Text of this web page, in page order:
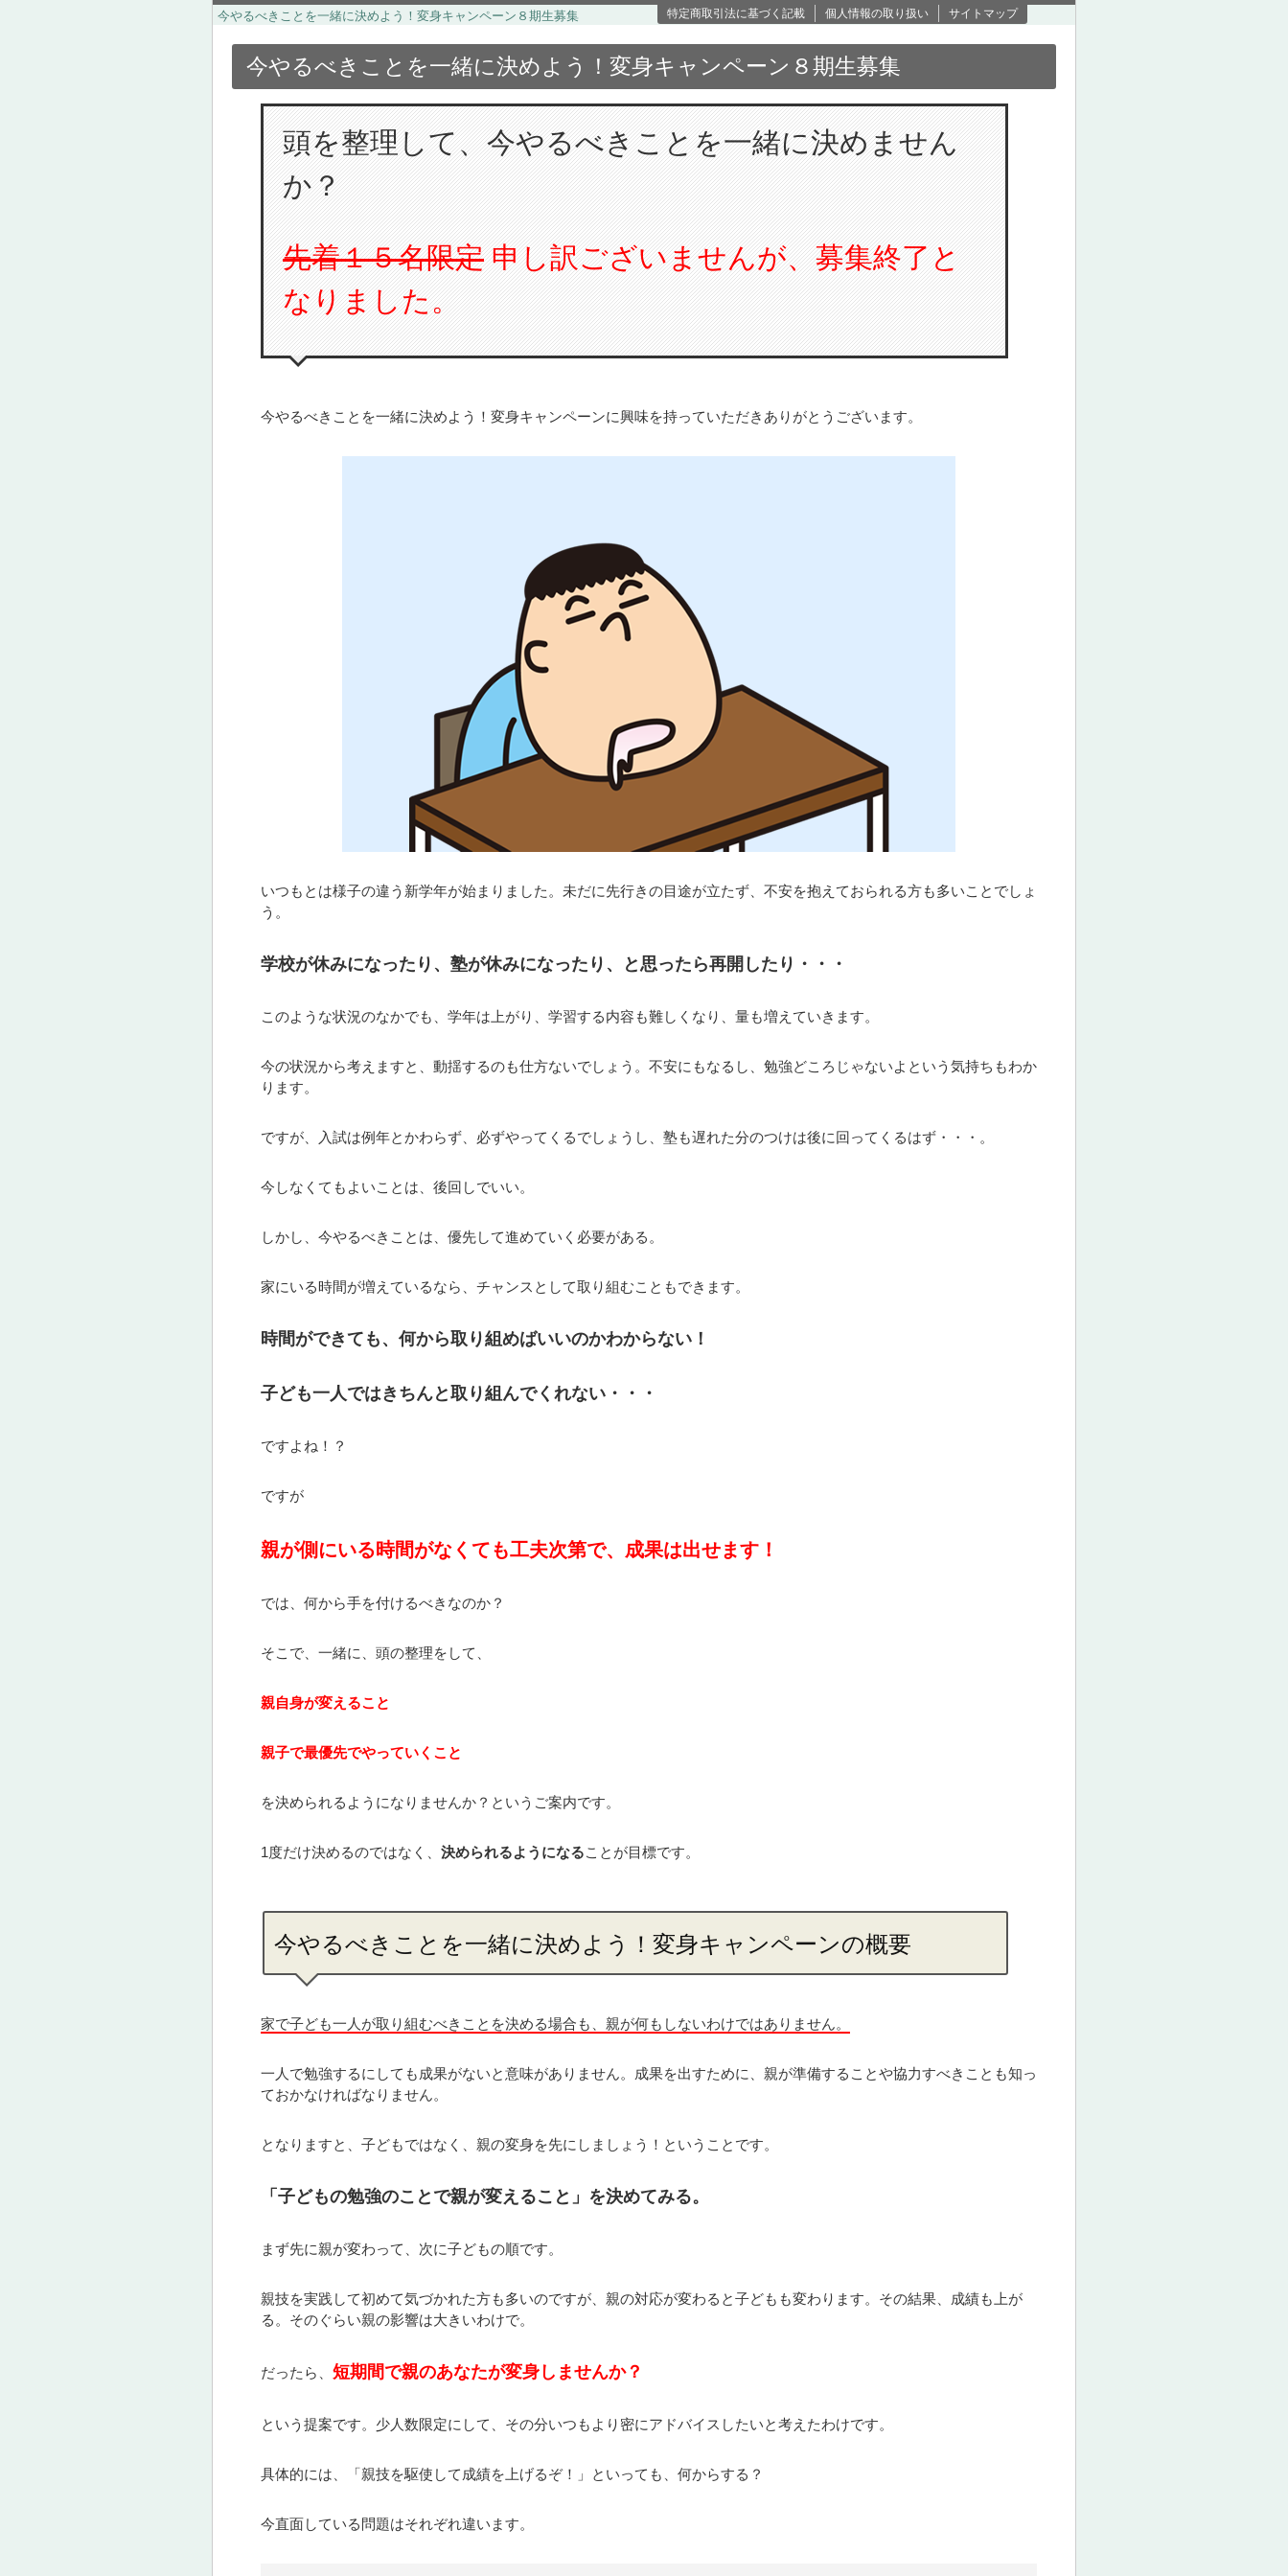
今やるべきことを一緒に決めよう！変身キャンペーン８期生募集 サイトマップ
個人情報の取り扱い
特定商取引法に基づく記載
今やるべきことを一緒に決めよう！変身キャンペーン８期生募集
頭を整理して、今やるべきことを一緒に決めません
か？
先着１５名限定申し訳ございませんが、募集終了と
なりました。
今やるべきことを一緒に決めよう！変身キャンペーンに興味を持っていただきありがとうございます。
いつもとは様子の違う新学年が始まりました。未だに先行きの目途が立たず、不安を抱えておられる方も多いことでしょ
う。
学校が休みになったり、塾が休みになったり、と思ったら再開したり・・・
このような状況のなかでも、学年は上がり、学習する内容も難しくなり、量も増えていきます。
今の状況から考えますと、動揺するのも仕方ないでしょう。不安にもなるし、勉強どころじゃないよという気持ちもわか
ります。
ですが、入試は例年とかわらず、必ずやってくるでしょうし、塾も遅れた分のつけは後に回ってくるはず・・・。
今しなくてもよいことは、後回しでいい。
しかし、今やるべきことは、優先して進めていく必要がある。
家にいる時間が増えているなら、チャンスとして取り組むこともできます。
時間ができても、何から取り組めばいいのかわからない！
子ども一人ではきちんと取り組んでくれない・・・
ですよね！？
ですが
親が側にいる時間がなくても工夫次第で、成果は出せます！
では、何から手を付けるべきなのか？
そこで、一緒に、頭の整理をして、
親自身が変えること
親子で最優先でやっていくこと
を決められるようになりませんか？というご案内です。
1度だけ決めるのではなく、 決められるようになることが目標です。
今やるべきことを一緒に決めよう！変身キャンペーンの概要
家で子ども一人が取り組むべきことを決める場合も、親が何もしないわけではありません。
一人で勉強するにしても成果がないと意味がありません。成果を出すために、親が準備することや協力すべきことも知っ
ておかなければなりません。
となりますと、子どもではなく、親の変身を先にしましょう！ということです。
「子どもの勉強のことで親が変えること」を決めてみる。
まず先に親が変わって、次に子どもの順です。
親技を実践して初めて気づかれた方も多いのですが、親の対応が変わると子どもも変わります。その結果、成績も上が
る。そのぐらい親の影響は大きいわけで。
だったら、 短期間で親のあなたが変身しませんか？
という提案です。少人数限定にして、その分いつもより密にアドバイスしたいと考えたわけです。
具体的には、「親技を駆使して成績を上げるぞ！」といっても、何からする？
今直面している問題はそれぞれ違います。